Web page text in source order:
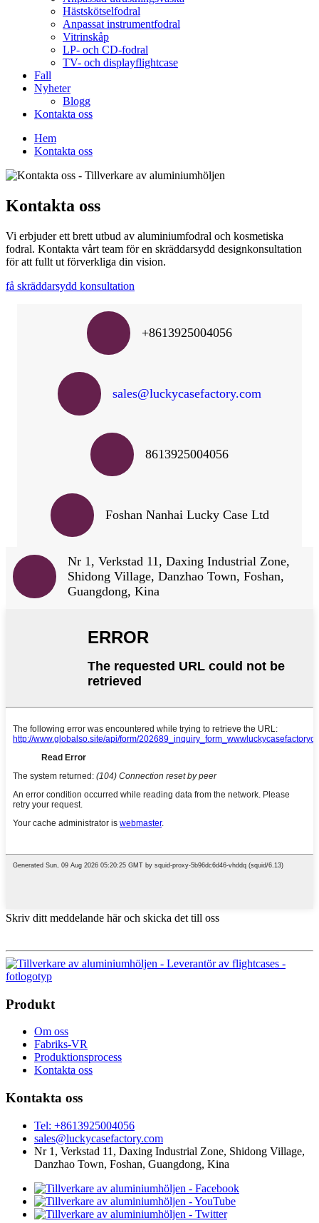
Hästskötselfodral
Anpassat instrumentfodral
Vitrinskåp
LP- och CD-fodral
TV- och displayflightcase
Fall
Nyheter
Blogg
Kontakta oss
Hem
Kontakta oss
Kontakta oss
Vi erbjuder ett brett utbud av aluminiumfodral och kosmetiska
fodral. Kontakta vårt team för en skräddarsydd designkonsultation
för att fullt ut förverkliga din vision.
få skräddarsydd konsultation
+8613925004056
sales@luckycasefactory.com
8613925004056
Foshan Nanhai Lucky Case Ltd
Nr 1, Verkstad 11, Daxing Industrial Zone,
Shidong Village, Danzhao Town, Foshan,
Guangdong, Kina
Skriv ditt meddelande här och skicka det till oss
Produkt
Om oss
Fabriks-VR
Produktionsprocess
Kontakta oss
Kontakta oss
Tel: +8613925004056
sales@luckycasefactory.com
Nr 1, Verkstad 11, Daxing Industrial Zone, Shidong Village,
Danzhao Town, Foshan, Guangdong, Kina